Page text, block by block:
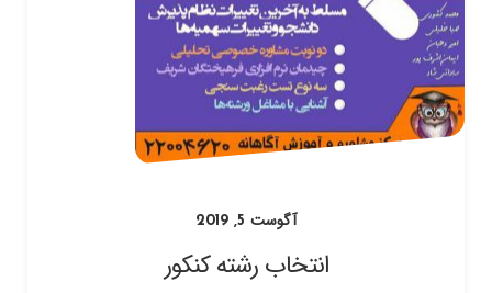
آگوست 5, 2019
انتخاب رشته کنکور